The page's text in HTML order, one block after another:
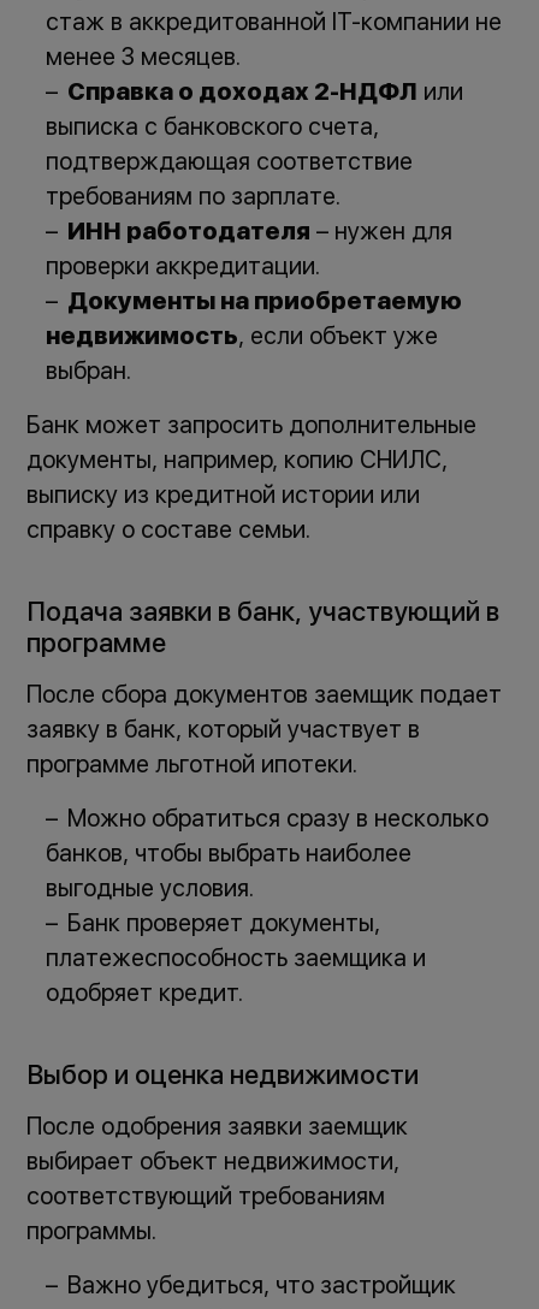
стаж в аккредитованной IT-компании не
менее 3 месяцев.
Справка о доходах 2-НДФЛ или
выписка с банковского счета,
подтверждающая соответствие
требованиям по зарплате.
ИНН работодателя – нужен для
проверки аккредитации.
Документы на приобретаемую
недвижимость, если объект уже
выбран.
Банк может запросить дополнительные
документы, например, копию СНИЛС,
выписку из кредитной истории или
справку о составе семьи.
Подача заявки в банк, участвующий в
программе
После сбора документов заемщик подает
заявку в банк, который участвует в
программе льготной ипотеки.
Можно обратиться сразу в несколько
банков, чтобы выбрать наиболее
выгодные условия.
Банк проверяет документы,
платежеспособность заемщика и
одобряет кредит.
Выбор и оценка недвижимости
После одобрения заявки заемщик
выбирает объект недвижимости,
соответствующий требованиям
программы.
Важно убедиться, что застройщик